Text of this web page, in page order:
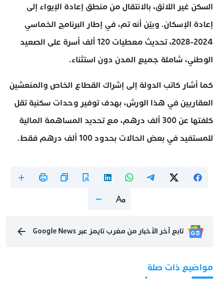
السكن غير اللائق، بالانتقال من منطق إعادة الإيواء إلى
إعادة الإسكان. وبيّن أنه تم، في إطار البرنامج الخماسي
2024-2028، تحديث معطيات 120 ألف أسرة على الصعيد
الوطني، شاملة جميع المدن دون استثناء.
كما أشار كاتب الدولة إلى إشراك القطاع الخاص والمنعشين
العقاريين في هذا الورش، بهدف توفير وحدات سكنية تقل
كلفتها عن 300 ألف درهم، مع تحديد المساهمة المالية
للمستفيد في بعض الحالات بحدود 100 ألف درهم فقط.
تابع آخر الأخبار من مغرب تايمز عبر Google News
مواضيع ذات صلة